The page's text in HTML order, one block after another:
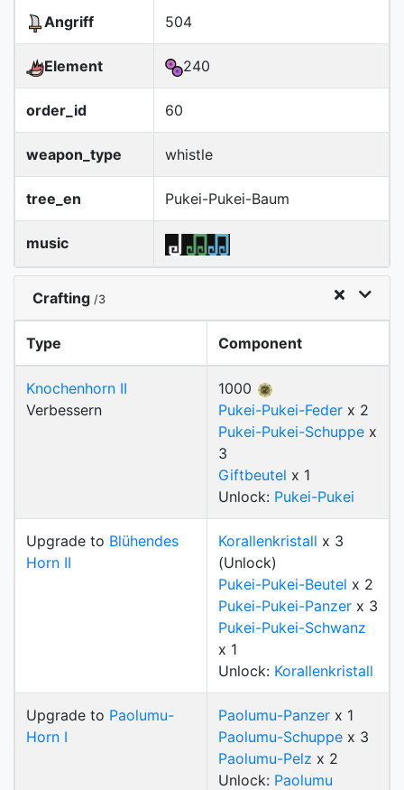
Angriff 504
Element 240
order_id 60
weapon_type whistle
tree_en Pukei-Pukei-Baum
music
Crafting /3
Type Component
Knochenhorn II
Verbessern
1000
Pukei-Pukei-Feder x 2
Pukei-Pukei-Schuppe x
3
Giftbeutel x 1
Unlock: Pukei-Pukei
Upgrade to Blühendes
Horn II
Korallenkristall x 3
(Unlock)
Pukei-Pukei-Beutel x 2
Pukei-Pukei-Panzer x 3
Pukei-Pukei-Schwanz
x 1
Unlock: Korallenkristall
Upgrade to Paolumu-
Horn I
Paolumu-Panzer x 1
Paolumu-Schuppe x 3
Paolumu-Pelz x 2
Unlock: Paolumu